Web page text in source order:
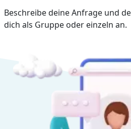
Beschreibe deine Anfrage und
dich als Gruppe oder einzeln an.